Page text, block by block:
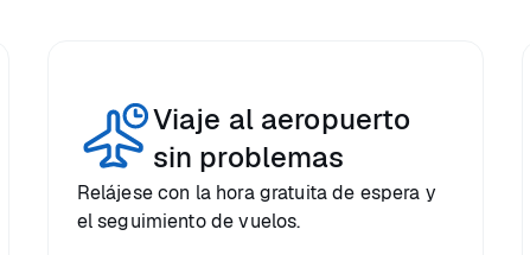
Viaje al aeropuerto
sin problemas
Relájese con la hora gratuita de espera y
el seguimiento de vuelos.